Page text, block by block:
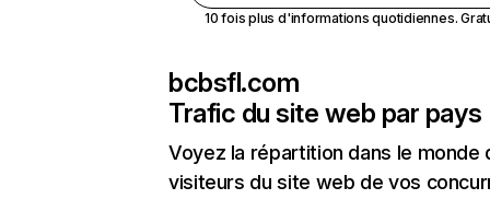
10 fois plus d'informations quotidiennes.
bcbsfl.com
Trafic du site web par pays
Voyez la répartition dans le monde
visiteurs du site web de vos